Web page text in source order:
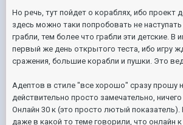
Но речь, тут пойдет о кораблях, ибо проект
здесь можно таки попробовать не
грабли, тем более что грабли эти детские. В
первый же день открытого теста, ибо игру
сражения, большие корабли и пушки. Это
Адептов в стиле "все хорошо" сразу прошу
действительно просто замечательно,
Онлайн 30 к (это просто лютый
даже в какой то теме говорили, что онлайн